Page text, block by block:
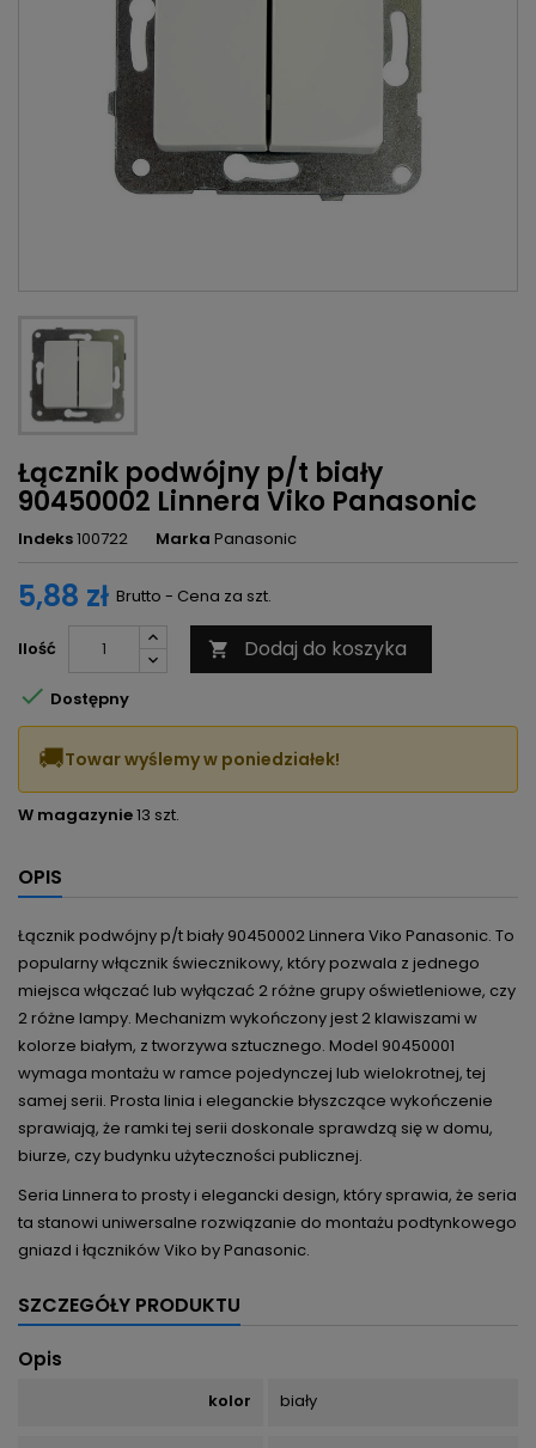
Łącznik podwójny p/t biały
90450002 Linnera Viko Panasonic
Indeks100722 Marka Panasonic
5,88 zł Brutto - Cena za szt.
Ilość  Dodaj do koszyka
 Dostępny
🚚Towar wyślemy w poniedziałek!
W magazynie13 szt.
OPIS
Łącznik podwójny p/t biały 90450002 Linnera Viko Panasonic. To
popularny włącznik świecznikowy, który pozwala z jednego
miejsca włączać lub wyłączać 2 różne grupy oświetleniowe, czy
2 różne lampy. Mechanizm wykończony jest 2 klawiszami w
kolorze białym, z tworzywa sztucznego. Model 90450001
wymaga montażu w ramce pojedynczej lub wielokrotnej, tej
samej serii. Prosta linia i eleganckie błyszczące wykończenie
sprawiają, że ramki tej serii doskonale sprawdzą się w domu,
biurze, czy budynku użyteczności publicznej.
Seria Linnera to prosty i elegancki design, który sprawia, że seria
ta stanowi uniwersalne rozwiązanie do montażu podtynkowego
gniazd i łączników Viko by Panasonic.
SZCZEGÓŁY PRODUKTU
Opis
kolor biały